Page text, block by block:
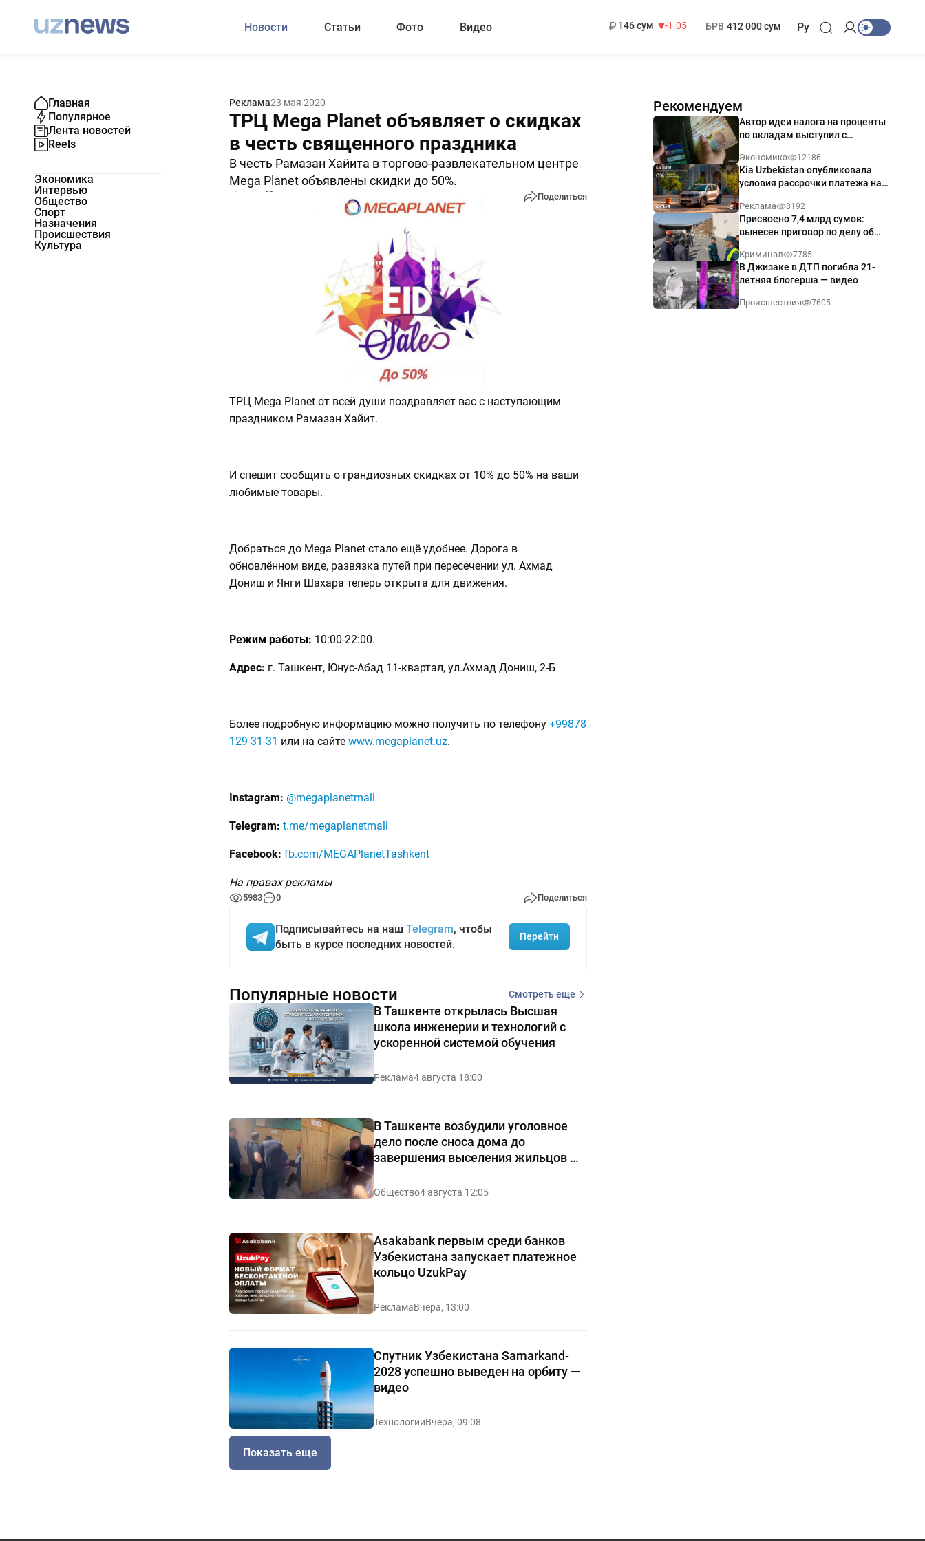
Новости Статьи Фото Видео
146 сум
-1.05
БРВ 412 000 сум Ру
Главная
Популярное
Лента новостей
Reels
Экономика
Интервью
Общество
Спорт
Назначения
Происшествия
Культура
Реклама23 мая 2020
ТРЦ Mega Planet объявляет о скидках
в честь священного праздника ⠀
В честь Рамазан Хайита в торгово-развлекательном центре
Mega Planet объявлены скидки до 50%.
Поделиться
ТРЦ Mega Planet от всей души поздравляет вас с наступающим
праздником Рамазан Хайит.
И спешит сообщить о грандиозных скидках от 10% до 50% на ваши
любимые товары.
Добраться до Mega Planet стало ещё удобнее. Дорога в
обновлённом виде, развязка путей при пересечении ул. Ахмад
Дониш и Янги Шахара теперь открыта для движения.
Режим работы: 10:00-22:00.
Адрес: г. Ташкент, Юнуc-Абад 11-квартал, ул.Ахмад Дониш, 2-Б
Более подробную информацию можно получить по телефону +99878
129-31-31 или на сайте www.megaplanet.uz.
Instagram: @megaplanetmall
Telegram: t.me/megaplanetmall
Facebook: fb.com/MEGAPlanetTashkent
На правах рекламы
5983 0 Поделиться
Подписывайтесь на наш Telegram, чтобы
быть в курсе последних новостей.
Перейти
Рекомендуем
Автор идеи налога на проценты
по вкладам выступил с
Экономика 12186
Kia Uzbekistan опубликовала
условия рассрочки платежа на
годовых
Реклама 8192
Присвоено 7,4 млрд сумов:
вынесен приговор по делу об
Ташкенте
Криминал 7785
В Джизаке в ДТП погибла 21-
летняя блогерша — видео
Происшествия 7605
Популярные новости Смотреть еще
В Ташкенте открылась Высшая
школа инженерии и технологий с
ускоренной системой обучения
Реклама4 августа 18:00
В Ташкенте возбудили уголовное
дело после сноса дома до
завершения выселения жильцов —
видео
Общество4 августа 12:05
Asakabank первым среди банков
Узбекистана запускает платежное
кольцо UzukPay
РекламаВчера, 13:00
Спутник Узбекистана Samarkand-
2028 успешно выведен на орбиту —
видео
ТехнологииВчера, 09:08
Показать еще